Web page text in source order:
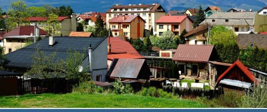
Zapomněli jste heslo?
Měli jste účet na starém webu?